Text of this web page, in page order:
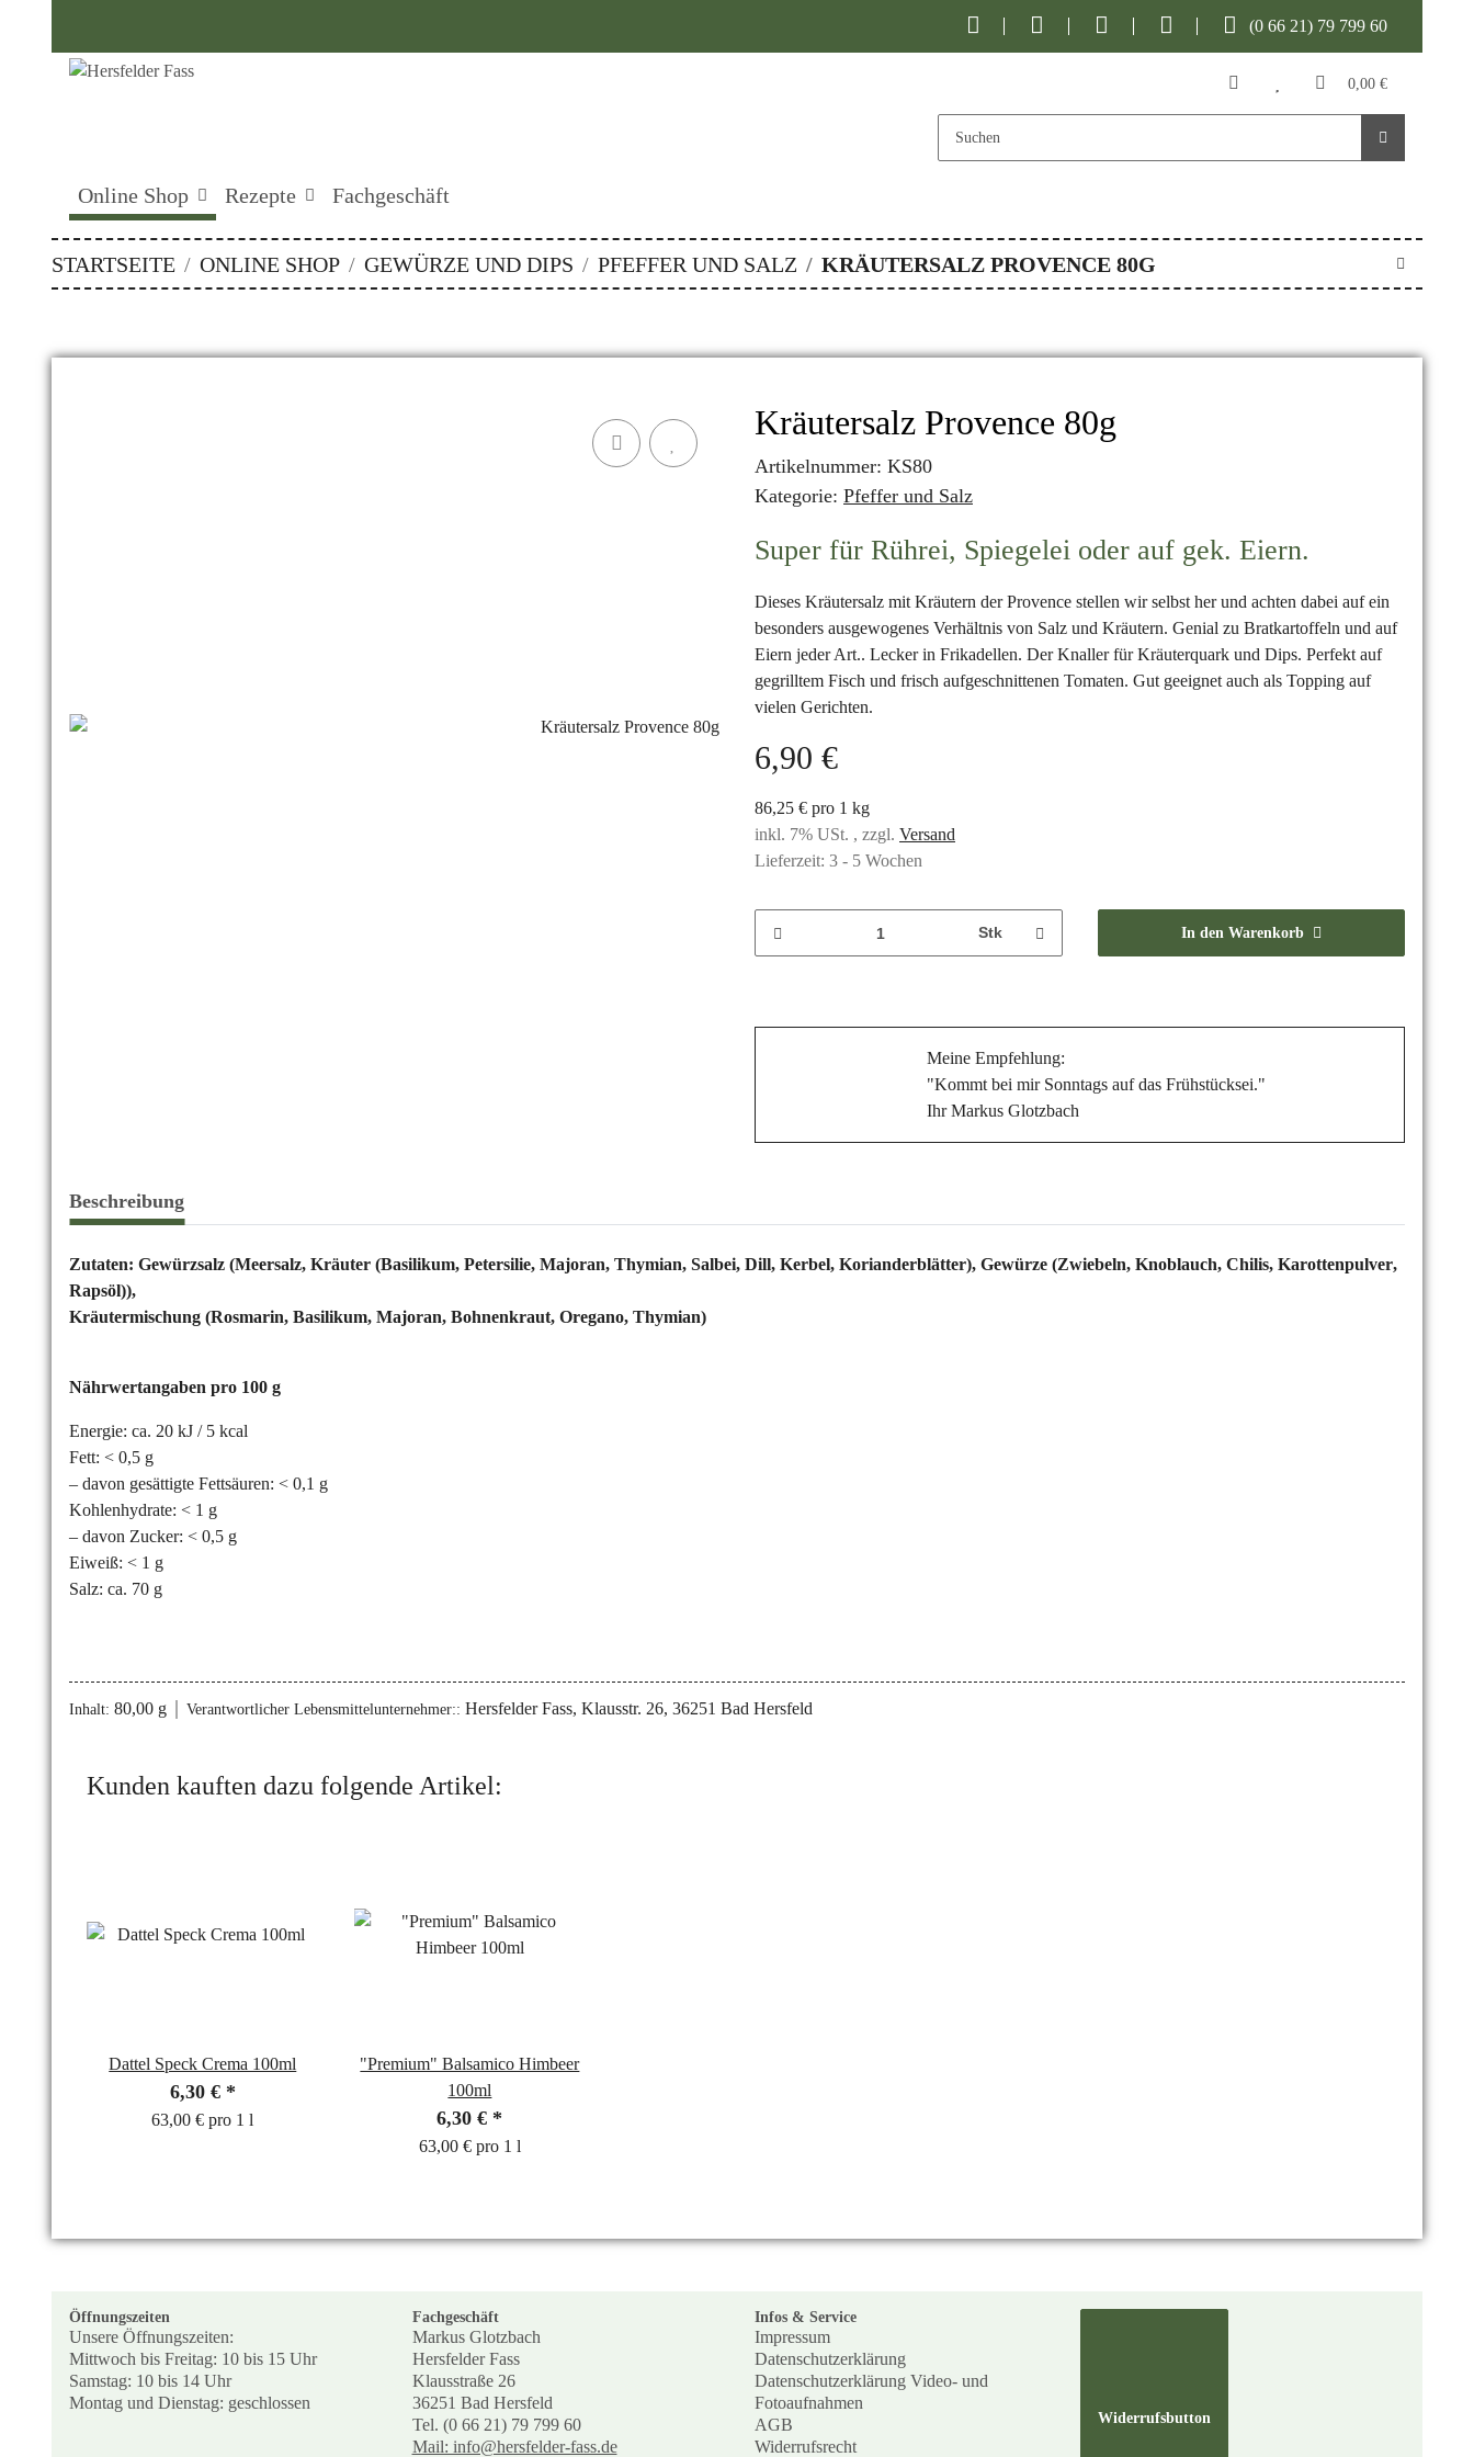
(0 66 21) 79 799 60
0,00 €
Online Shop Rezepte Fachgeschäft
STARTSEITE ONLINE SHOP GEWÜRZE UND DIPS PFEFFER UND SALZ KRÄUTERSALZ PROVENCE 80G
Kräutersalz Provence 80g
Artikelnummer: KS80
Kategorie: Pfeffer und Salz
Super für Rührei, Spiegelei oder auf gek. Eiern.
Dieses Kräutersalz mit Kräutern der Provence stellen wir selbst her und achten dabei auf ein
besonders ausgewogenes Verhältnis von Salz und Kräutern. Genial zu Bratkartoffeln und auf
Eiern jeder Art.. Lecker in Frikadellen. Der Knaller für Kräuterquark und Dips. Perfekt auf
gegrilltem Fisch und frisch aufgeschnittenen Tomaten. Gut geeignet auch als Topping auf
vielen Gerichten.
6,90 €
86,25 € pro 1 kg
inkl. 7% USt. , zzgl. Versand
Lieferzeit: 3 - 5 Wochen
Stk In den Warenkorb
Meine Empfehlung:
"Kommt bei mir Sonntags auf das Frühstücksei."
Ihr Markus Glotzbach
Beschreibung
Zutaten: Gewürzsalz (Meersalz, Kräuter (Basilikum, Petersilie, Majoran, Thymian, Salbei, Dill, Kerbel, Korianderblätter), Gewürze (Zwiebeln, Knoblauch, Chilis, Karottenpulver,
Rapsöl)),
Kräutermischung (Rosmarin, Basilikum, Majoran, Bohnenkraut, Oregano, Thymian)
Nährwertangaben pro 100 g
Energie: ca. 20 kJ / 5 kcal
Fett: < 0,5 g
– davon gesättigte Fettsäuren: < 0,1 g
Kohlenhydrate: < 1 g
– davon Zucker: < 0,5 g
Eiweiß: < 1 g
Salz: ca. 70 g
Inhalt: 80,00 g Verantwortlicher Lebensmittelunternehmer:: Hersfelder Fass, Klausstr. 26, 36251 Bad Hersfeld
Kunden kauften dazu folgende Artikel:
Dattel Speck Crema 100ml
6,30 € *
63,00 € pro 1 l
"Premium" Balsamico Himbeer
100ml
6,30 € *
63,00 € pro 1 l
Öffnungszeiten
Unsere Öffnungszeiten:
Mittwoch bis Freitag: 10 bis 15 Uhr
Samstag: 10 bis 14 Uhr
Montag und Dienstag: geschlossen
Fachgeschäft
Markus Glotzbach
Hersfelder Fass
Klausstraße 26
36251 Bad Hersfeld
Tel. (0 66 21) 79 799 60
Mail: info@hersfelder-fass.de
Infos & Service
Impressum
Datenschutzerklärung
Datenschutzerklärung Video- und
Fotoaufnahmen
AGB
Widerrufsrecht
Widerrufsbutton